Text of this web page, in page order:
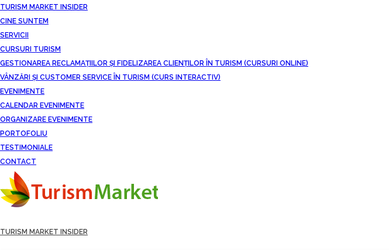
TURISM MARKET INSIDER
CINE SUNTEM
SERVICII
CURSURI TURISM
GESTIONAREA RECLAMAȚIILOR ȘI FIDELIZAREA CLIENȚILOR ÎN TURISM (CURSURI ONLINE)
VÂNZĂRI ȘI CUSTOMER SERVICE ÎN TURISM (CURS INTERACTIV)
EVENIMENTE
CALENDAR EVENIMENTE
ORGANIZARE EVENIMENTE
PORTOFOLIU
TESTIMONIALE
CONTACT
TURISM MARKET INSIDER